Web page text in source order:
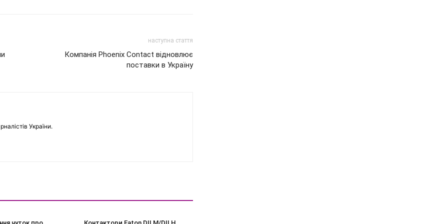
наступна стаття
Компанія Phoenix Contact відновлює
поставки в Україну
України.